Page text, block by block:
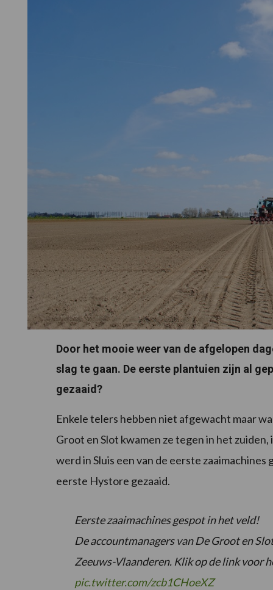
Door het mooie weer van de afgelopen
slag te gaan. De eerste plantuien zijn al
gezaaid?
Enkele telers hebben niet afgewacht maar
Groot en Slot kwamen ze tegen in het
werd in Sluis een van de eerste
eerste Hystore gezaaid.
Eerste zaaimachines gespot in het veld!
De accountmanagers van De Groot en
Zeeuws-Vlaanderen. Klik op de link voor
pic.twitter.com/zcb1CHoeXZ